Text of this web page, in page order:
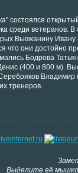
состоялся
среди ветеранов. В
Вьюжанину
что они достойно
Бодрова
(400 и 800 м).
Владимир
тренеров.
Выделите её